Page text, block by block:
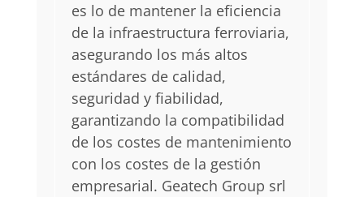
es lo de mantener la eficiencia
de la infraestructura ferroviaria,
asegurando los más altos
estándares de calidad,
seguridad y fiabilidad,
garantizando la compatibilidad
de los costes de mantenimiento
con los costes de la gestión
empresarial. Geatech Group srl